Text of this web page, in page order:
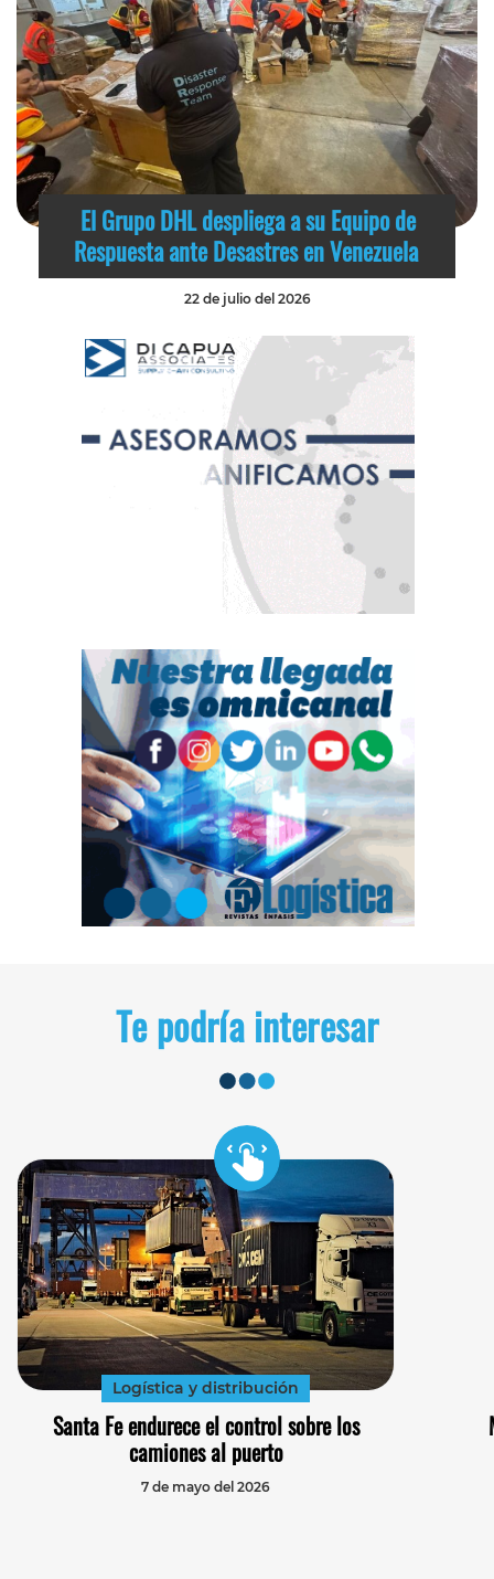
El Grupo DHL despliega a su Equipo de
Respuesta ante Desastres en Venezuela
22 de julio del 2026
Te podría interesar
Logística y distribución
Santa Fe endurece el control sobre los
camiones al puerto
7 de mayo del 2026